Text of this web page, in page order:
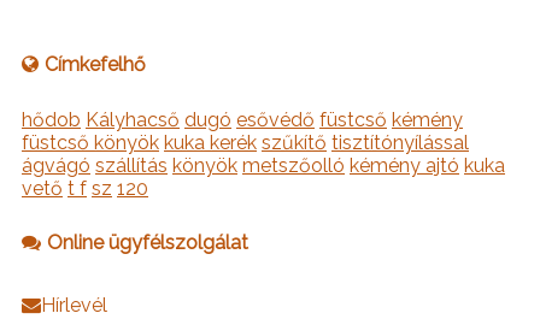
Címkefelhő
hődob Kályhacső dugó esővédő füstcső kémény
füstcső könyök kuka kerék szűkítő tisztítónyílással
ágvágó szállítás könyök metszőolló kémény ajtó kuka
vető t f sz 120
Online ügyfélszolgálat
Hírlevél